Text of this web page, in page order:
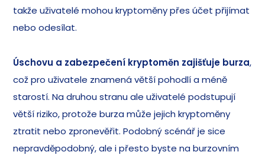
takže uživatelé mohou kryptoměny přes účet přijímat
nebo odesílat.
Úschovu a zabezpečení kryptoměn zajišťuje burza,
což pro uživatele znamená větší pohodlí a méně
starostí. Na druhou stranu ale uživatelé podstupují
větší riziko, protože burza může jejich kryptoměny
ztratit nebo zpronevěřit. Podobný scénář je sice
nepravděpodobný, ale i přesto byste na burzovním